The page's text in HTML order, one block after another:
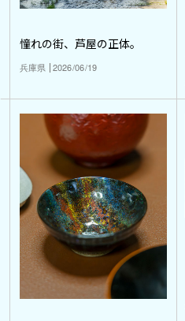
憧れの街、芦屋の正体。
兵庫県 2026/06/19